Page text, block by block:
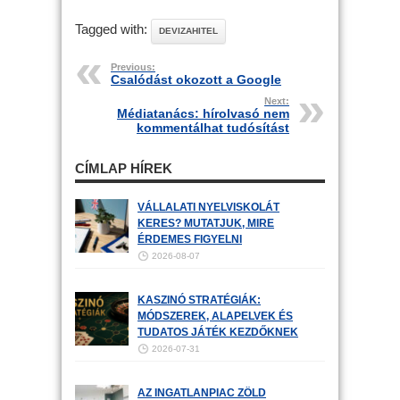
Tagged with: DEVIZAHITEL
Previous:
Csalódást okozott a Google
Next:
Médiatanács: hírolvasó nem
kommentálhat tudósítást
CÍMLAP HÍREK
VÁLLALATI NYELVISKOLÁT
KERES? MUTATJUK, MIRE
ÉRDEMES FIGYELNI
2026-08-07
KASZINÓ STRATÉGIÁK:
MÓDSZEREK, ALAPELVEK ÉS
TUDATOS JÁTÉK KEZDŐKNEK
2026-07-31
AZ INGATLANPIAC ZÖLD